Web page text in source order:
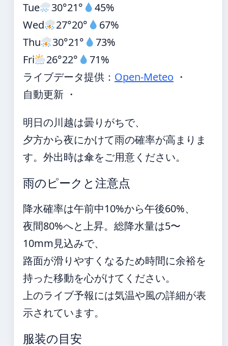
Tue
30°21°
45%
Wed
27°20°
67%
Thu
30°21°
73%
Fri
26°22°
71%
ライブデータ提供： Open-Meteo ・
自動更新 ・
明日の川越は曇りがちで、
夕方から夜にかけて雨の確率が高まりま
す。外出時は傘をご用意ください。
雨のピークと注意点
降水確率は午前中10%から午後60%、
夜間80%へと上昇。総降水量は5〜
10mm見込みで、
路面が滑りやすくなるため時間に余裕を
持った移動を心がけてください。
上のライブ予報には気温や風の詳細が表
示されています。
服装の目安